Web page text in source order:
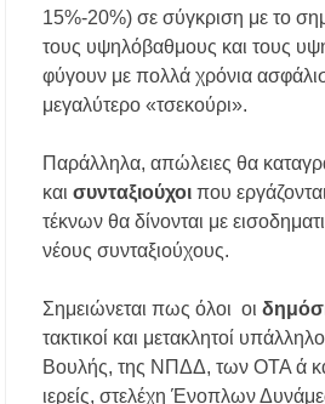
Υποχρεωτικά μέσω τράπεζας τα ενοίκια
την 1η Οκτωβρίου 2026 – Τι αλλάζει για
ιδιοκτήτες και ενοικιαστές
ηλεκτρικού οχήματος – Ποιοι είναι οι
δικαιούχοι
Κυνήγι 2026-2027: Πότε ανοίγει η
περίοδος και πόσο κοστίζει η άδεια θήρας
ΑΝ.ΕΤ.ΧΑ.: Παρατείνεται η προθεσμία
υποβολής προτάσεων στο πλαίσιο του
Χαλκιδική: Διάσωση 49χρονης
15%-20%) σε σύγκριση με το
τους υψηλόβαθμους και τους
φύγουν με πολλά χρόνια
μεγαλύτερο «τσεκούρι».
Παράλληλα, απώλειες θα
καισυνταξιούχοιπου
τέκνων θα δίνονται με
νέους συνταξιούχους.
Σημειώνεται πως όλοι οι
τακτικοί και μετακλητοί
Βουλής, της ΝΠΔΔ, των ΟΤΑ ά
ιερείς, στελέχη Ένοπλων